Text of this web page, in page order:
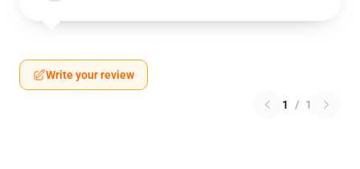
Write your review
1 / 1